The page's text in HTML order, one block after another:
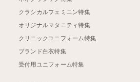
クラシカルフェミニン特集
オリジナルマタニティ特集
クリニックユニフォーム特集
ブランド白衣特集
受付用ユニフォーム特集